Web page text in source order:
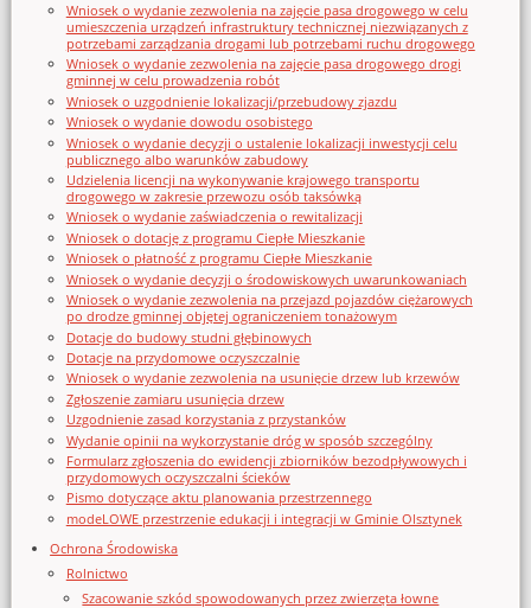
Wniosek o wydanie zezwolenia na zajęcie pasa drogowego w celu
umieszczenia urządzeń infrastruktury technicznej niezwiązanych z
potrzebami zarządzania drogami lub potrzebami ruchu drogowego
Wniosek o wydanie zezwolenia na zajęcie pasa drogowego drogi
gminnej w celu prowadzenia robót
Wniosek o uzgodnienie lokalizacji/przebudowy zjazdu
Wniosek o wydanie dowodu osobistego
Wniosek o wydanie decyzji o ustalenie lokalizacji inwestycji celu
publicznego albo warunków zabudowy
Udzielenia licencji na wykonywanie krajowego transportu
drogowego w zakresie przewozu osób taksówką
Wniosek o wydanie zaświadczenia o rewitalizacji
Wniosek o dotację z programu Ciepłe Mieszkanie
Wniosek o płatność z programu Ciepłe Mieszkanie
Wniosek o wydanie decyzji o środowiskowych uwarunkowaniach
Wniosek o wydanie zezwolenia na przejazd pojazdów ciężarowych
po drodze gminnej objętej ograniczeniem tonażowym
Dotacje do budowy studni głębinowych
Dotacje na przydomowe oczyszczalnie
Wniosek o wydanie zezwolenia na usunięcie drzew lub krzewów
Zgłoszenie zamiaru usunięcia drzew
Uzgodnienie zasad korzystania z przystanków
Wydanie opinii na wykorzystanie dróg w sposób szczególny
Formularz zgłoszenia do ewidencji zbiorników bezodpływowych i
przydomowych oczyszczalni ścieków
Pismo dotyczące aktu planowania przestrzennego
modeLOWE przestrzenie edukacji i integracji w Gminie Olsztynek
Ochrona Środowiska
Rolnictwo
Szacowanie szkód spowodowanych przez zwierzęta łowne